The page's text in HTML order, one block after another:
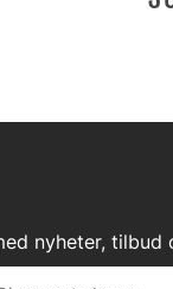
nyheter, tilbud